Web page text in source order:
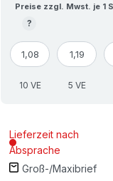
Preise zzgl. Mwst. je 1
?
1,08 1,19
10 VE 5 VE
Lieferzeit nach
Absprache
Groß-/Maxibrief